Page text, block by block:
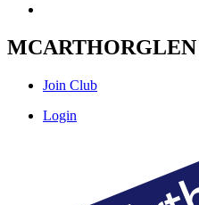
Join Club
Login